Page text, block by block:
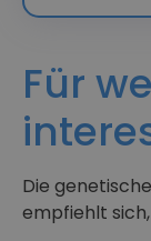
Für
Die
empfiehlt